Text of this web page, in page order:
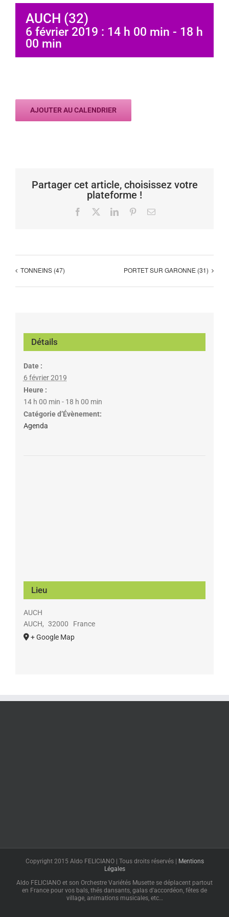
AUCH (32)
6 février 2019 : 14 h 00 min - 18 h
00 min
AJOUTER AU CALENDRIER
Partager cet article, choisissez votre
plateforme !
Facebook LinkedInPinterestEmail
TONNEINS (47) PORTET SUR GARONNE (31)
Détails
Date :
6 février 2019
Heure :
14 h 00 min - 18 h 00 min
Catégorie d’Évènement:
Agenda
Lieu
AUCH
AUCH, 32000
France
+ Google Map
Copyright 2015 Aldo FELICIANO | Tous droits réservés |
Mentions
Légales
Aldo FELICIANO et son Orchestre Variétés Musette se déplacent partout
en France pour vos bals, thés dansants, galas d'accordéon, fêtes de
village, animations musicales, etc…